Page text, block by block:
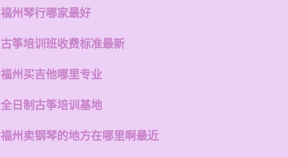
福州琴行哪家最好
古筝培训班收费标准最新
福州买吉他哪里专业
全日制古筝培训基地
福州卖钢琴的地方在哪里啊最近